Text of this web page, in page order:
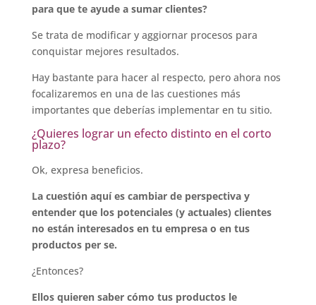
para que te ayude a sumar clientes?
Se trata de modificar y aggiornar procesos para
conquistar mejores resultados.
Hay bastante para hacer al respecto, pero ahora nos
focalizaremos en una de las cuestiones más
importantes que deberías implementar en tu sitio.
¿Quieres lograr un efecto distinto en el corto
plazo?
Ok, expresa beneficios.
La cuestión aquí es cambiar de perspectiva y
entender que los potenciales (y actuales) clientes
no están interesados en tu empresa o en tus
productos per se.
¿Entonces?
Ellos quieren saber cómo tus productos le